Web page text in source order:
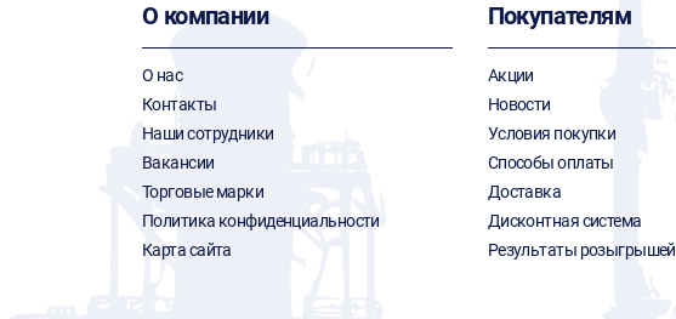
О компании
О нас
Контакты
Наши сотрудники
Вакансии
Торговые марки
Политика конфиденциальности
Карта сайта
Покупателям
Акции
Новости
Условия покупки
Способы оплаты
Доставка
Дисконтная система
Результаты розыгрышей